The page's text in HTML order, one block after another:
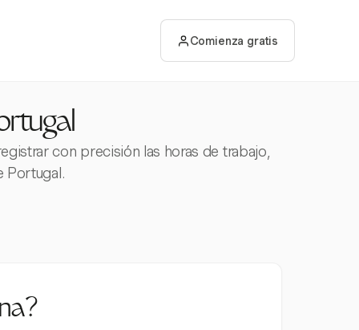
Comienza gratis
con precisión las horas de trabajo,
Portugal.